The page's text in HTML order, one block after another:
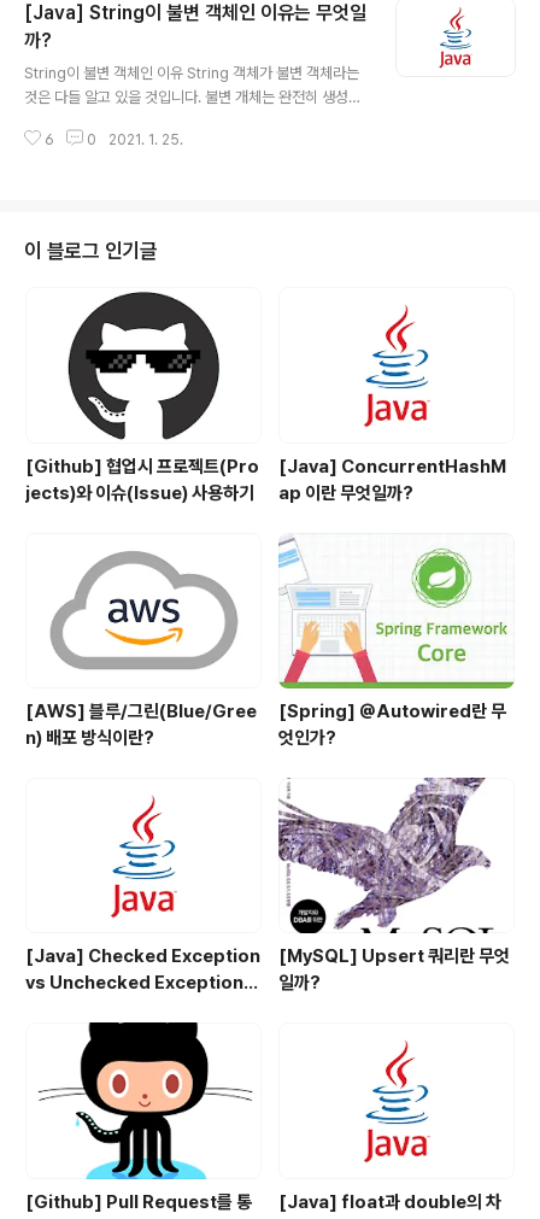
거나 컴퓨터가 이해할 수 있는 값들을 알아보기 쉽게 변환
하는 것을 말합니다. 간단히 말하면 인코딩, 디코딩은 위와
같이 정의할 수 있습니다. 그러면 흔히 많이 들어본 UTF-
8, UTF-16, EUC-KR 등등은 무엇일까요? 이것이 바로
서는 먼저 아스키 코드, 유니 코드가 무엇인지 알아야 합니
[Java] String이 불변 객체인 이유는 무엇일
까?
String이 불변 객체인 이유 String 객체가 불변 객체라는
것은 다들 알고 있을 것입니다. 불변 개체는 완전히 생성된
체가 변수에 할당되면 참조를 업데이트하거나 내부 상태를
겠습니다. 1. 성능(Performance) 자바에서 문자열은 정
말 많이 사용됩니다. 그렇기 때문에 자바에서는 상수 풀이
라는 것을 만들었습니다. 상수 풀이 무엇인지 아래 코드를
보면서 알아보겠습니다. public class Test { public st
atic void main(String[] arg..
6 0 2021. 1. 25.
이 블로그 인기글
[Github] 협업시 프로젝트(Pro
jects)와 이슈(Issue) 사용하기
[Java] ConcurrentHashM
ap 이란 무엇일까?
[AWS] 블루/그린(Blue/Gree
n) 배포 방식이란?
[Spring] @Autowired란 무
엇인가?
[Java] Checked Exception
vs Unchecked Exception
[MySQL] Upsert 쿼리란 무엇
일까?
[Github] Pull Request를 통
[Java] float과 double의 차